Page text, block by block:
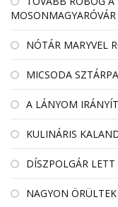
NÓTÁR MARYVEL
MICSODA
A LÁNYOM
KULINÁRIS
DÍSZPOLGÁR
NAGYON